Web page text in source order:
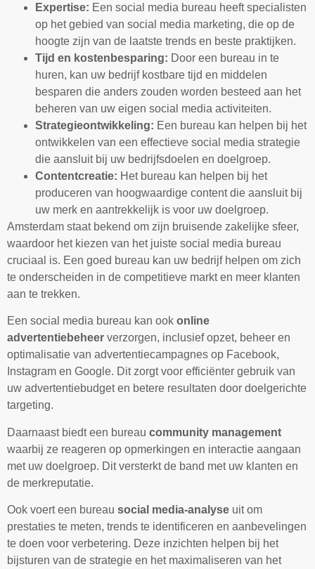
Expertise: Een social media bureau heeft specialisten
op het gebied van social media marketing, die op de
hoogte zijn van de laatste trends en beste praktijken.
Tijd en kostenbesparing: Door een bureau in te
huren, kan uw bedrijf kostbare tijd en middelen
besparen die anders zouden worden besteed aan het
beheren van uw eigen social media activiteiten.
Strategieontwikkeling: Een bureau kan helpen bij het
ontwikkelen van een effectieve social media strategie
die aansluit bij uw bedrijfsdoelen en doelgroep.
Contentcreatie: Het bureau kan helpen bij het
produceren van hoogwaardige content die aansluit bij
uw merk en aantrekkelijk is voor uw doelgroep.
Amsterdam staat bekend om zijn bruisende zakelijke sfeer,
waardoor het kiezen van het juiste social media bureau
cruciaal is. Een goed bureau kan uw bedrijf helpen om zich
te onderscheiden in de competitieve markt en meer klanten
aan te trekken.
Een social media bureau kan ook online
advertentiebeheer verzorgen, inclusief opzet, beheer en
optimalisatie van advertentiecampagnes op Facebook,
Instagram en Google. Dit zorgt voor efficiënter gebruik van
uw advertentiebudget en betere resultaten door doelgerichte
targeting.
Daarnaast biedt een bureau community management
waarbij ze reageren op opmerkingen en interactie aangaan
met uw doelgroep. Dit versterkt de band met uw klanten en
de merkreputatie.
Ook voert een bureau social media-analyse uit om
prestaties te meten, trends te identificeren en aanbevelingen
te doen voor verbetering. Deze inzichten helpen bij het
bijsturen van de strategie en het maximaliseren van het